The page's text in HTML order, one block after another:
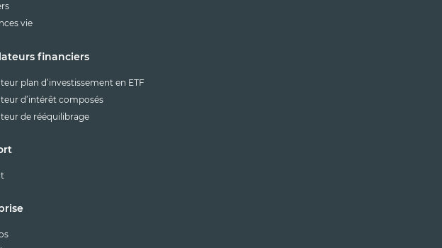
vie
financiers
plan d’investissement en ETF
d’intérêt composés
de rééquilibrage